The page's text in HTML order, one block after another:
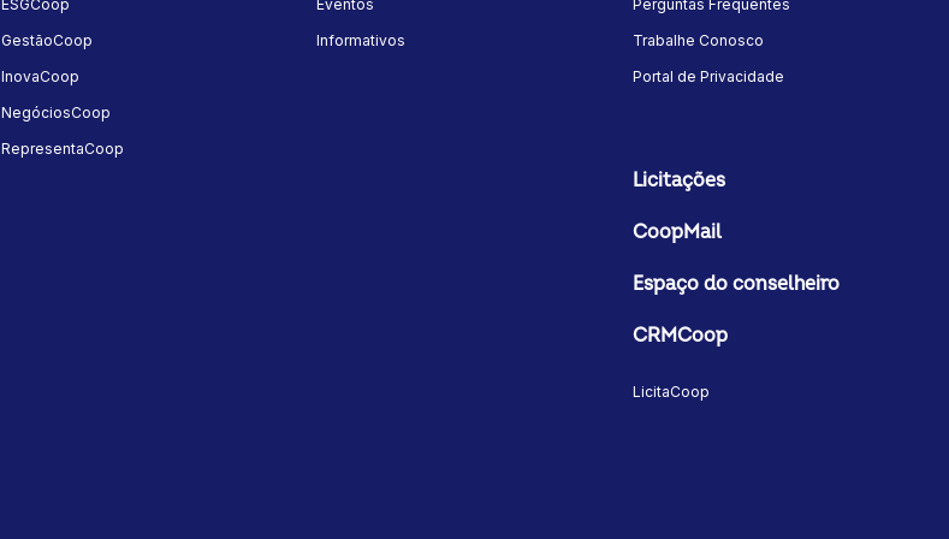
ESGCoop
GestãoCoop
InovaCoop
NegóciosCoop
RepresentaCoop
Eventos
Informativos
Perguntas Frequentes
Trabalhe Conosco
Portal de Privacidade
Licitações
CoopMail
Espaço do conselheiro
CRMCoop
LicitaCoop